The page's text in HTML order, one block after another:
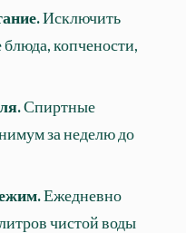
Исключить
копчености,
Спиртные
за неделю до
Ежедневно
чистой воды